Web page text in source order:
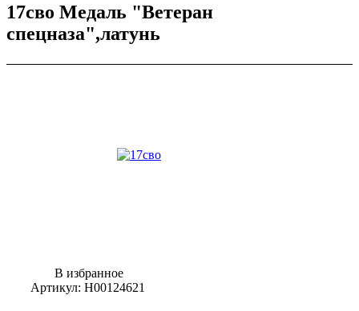
17сво Медаль "Ветеран
спецназа",латунь
В избранное
Артикул: Н00124621